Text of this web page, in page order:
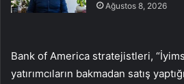
Ağustos 8, 2026
Bank of America stratejistleri,
yatırımcıların bakmadan satış